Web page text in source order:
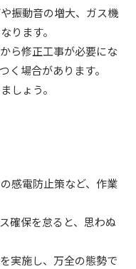
振動音の増大、ガス機
ります。
ら修正工事が必要にな
く場合があります。
しょう。
感電防止策など、作業
確保を怠ると、思わぬ
実施し、万全の態勢で